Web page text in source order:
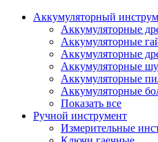
Аккумуляторный
Аккумуляторные
Аккумуляторные
Аккумуляторные
Аккумуляторные
Аккумуляторные
Аккумуляторные
Показать все
Ручной инструмент
Измерительные